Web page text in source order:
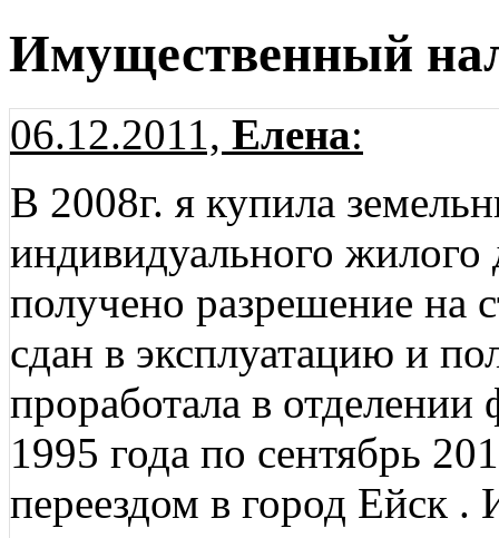
Имущественный
06.12.2011, Елена:
В 2008г. я купила
индивидуального жилого
получено разрешение на
сдан в эксплуатацию и
проработала в отделении
1995 года по сентябрь
переездом в город Ейск